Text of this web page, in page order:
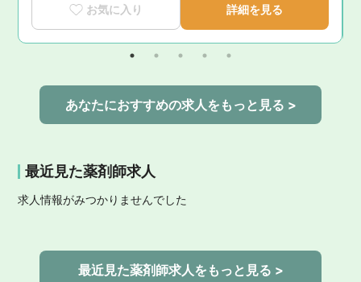
お気に入り 詳細を見る
あなたにおすすめの求人をもっと見る >
最近見た薬剤師求人
求人情報がみつかりませんでした
最近見た薬剤師求人をもっと見る >